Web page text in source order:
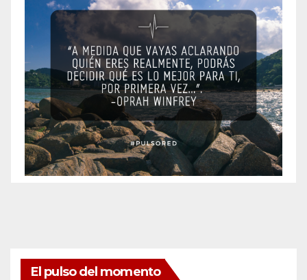
El pulso del momento